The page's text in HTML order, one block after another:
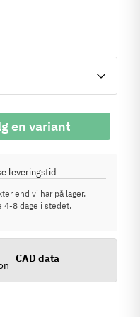
en variant
leveringstid
end vi har på lager.
4-8 dage i stedet.
CAD data